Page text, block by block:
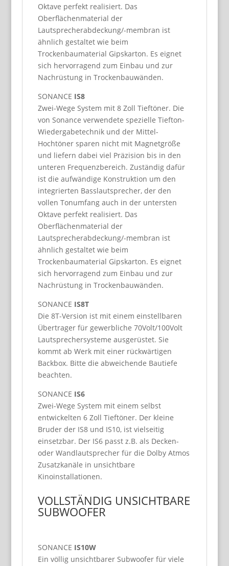
Oktave perfekt realisiert. Das
Oberflächenmaterial der
Lautsprecherabdeckung/-membran ist
ähnlich gestaltet wie beim
Trockenbaumaterial Gipskarton. Es eignet
sich hervorragend zum Einbau und zur
Nachrüstung in Trockenbauwänden.
SONANCE IS8
Zwei-Wege System mit 8 Zoll Tieftöner. Die
von Sonance verwendete spezielle Tiefton-
Wiedergabetechnik und der Mittel-
Hochtöner sparen nicht mit Magnetgröße
und liefern dabei viel Präzision bis in den
unteren Frequenzbereich. Zuständig dafür
ist die aufwändige Konstruktion um den
integrierten Basslautsprecher, der den
vollen Tonumfang auch in der untersten
Oktave perfekt realisiert. Das
Oberflächenmaterial der
Lautsprecherabdeckung/-membran ist
ähnlich gestaltet wie beim
Trockenbaumaterial Gipskarton. Es eignet
sich hervorragend zum Einbau und zur
Nachrüstung in Trockenbauwänden.
SONANCE IS8T
Die 8T-Version ist mit einem einstellbaren
Übertrager für gewerbliche 70Volt/100Volt
Lautsprechersysteme ausgerüstet. Sie
kommt ab Werk mit einer rückwärtigen
Backbox. Bitte die abweichende Bautiefe
beachten.
SONANCE IS6
Zwei-Wege System mit einem selbst
entwickelten 6 Zoll Tieftöner. Der kleine
Bruder der IS8 und IS10, ist vielseitig
einsetzbar. Der IS6 passt z.B. als Decken-
oder Wandlautsprecher für die Dolby Atmos
Zusatzkanäle in unsichtbare
Kinoinstallationen.
VOLLSTÄNDIG UNSICHTBARE
SUBWOOFER
SONANCE IS10W
Ein völlig unsichtbarer Subwoofer für viele